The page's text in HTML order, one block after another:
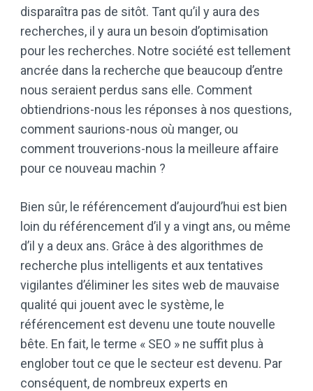
disparaîtra pas de sitôt. Tant qu’il y aura des
recherches, il y aura un besoin d’optimisation
pour les recherches. Notre société est tellement
ancrée dans la recherche que beaucoup d’entre
nous seraient perdus sans elle. Comment
obtiendrions-nous les réponses à nos questions,
comment saurions-nous où manger, ou
comment trouverions-nous la meilleure affaire
pour ce nouveau machin ?
Bien sûr, le référencement d’aujourd’hui est bien
loin du référencement d’il y a vingt ans, ou même
d’il y a deux ans. Grâce à des algorithmes de
recherche plus intelligents et aux tentatives
vigilantes d’éliminer les sites web de mauvaise
qualité qui jouent avec le système, le
référencement est devenu une toute nouvelle
bête. En fait, le terme « SEO » ne suffit plus à
englober tout ce que le secteur est devenu. Par
conséquent, de nombreux experts en